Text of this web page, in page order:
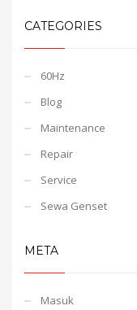
CATEGORIES
60Hz
Blog
Maintenance
Repair
Service
Sewa Genset
META
Masuk